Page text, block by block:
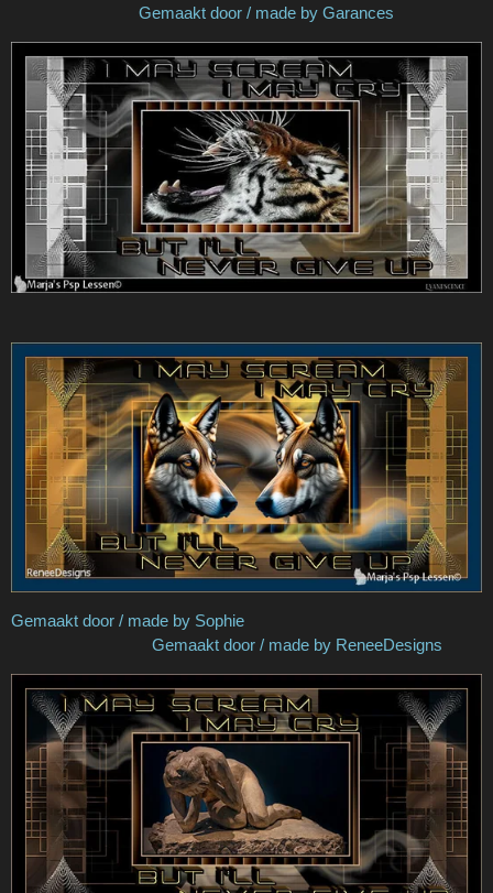
Gemaakt door / made by Garances
Gemaakt door / made by Sophie
Gemaakt door / made by ReneeDesigns